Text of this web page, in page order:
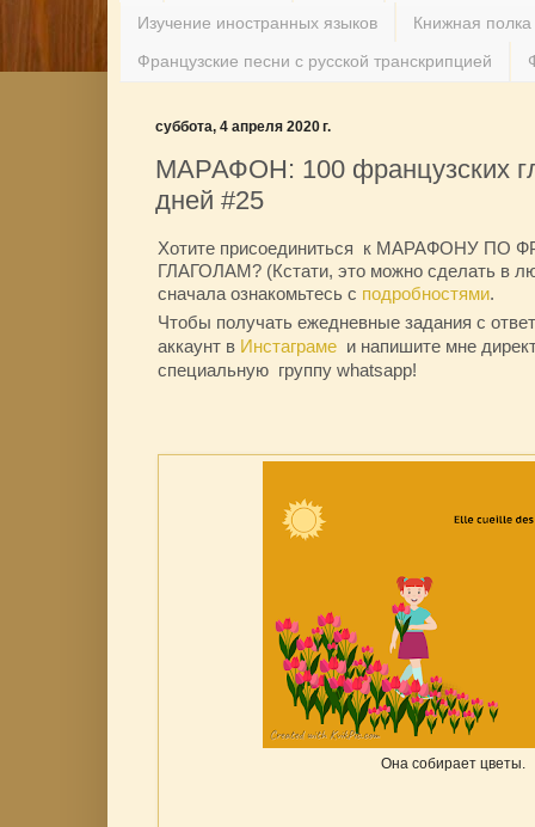
Изучение иностранных языков Книжная полка
Французские песни с русской транскрипцией
суббота, 4 апреля 2020 г.
МАРАФОН: 100 французских
дней #25
Хотите присоединиться к МАРАФОНУ ПО
ГЛАГОЛАМ? (Кстати, это можно сделать в
сначала ознакомьтесь с подробностями.
Чтобы получать ежедневные задания с
аккаунт в Инстаграме и напишите мне
специальную группу whatsapp!
Она собирает цветы.